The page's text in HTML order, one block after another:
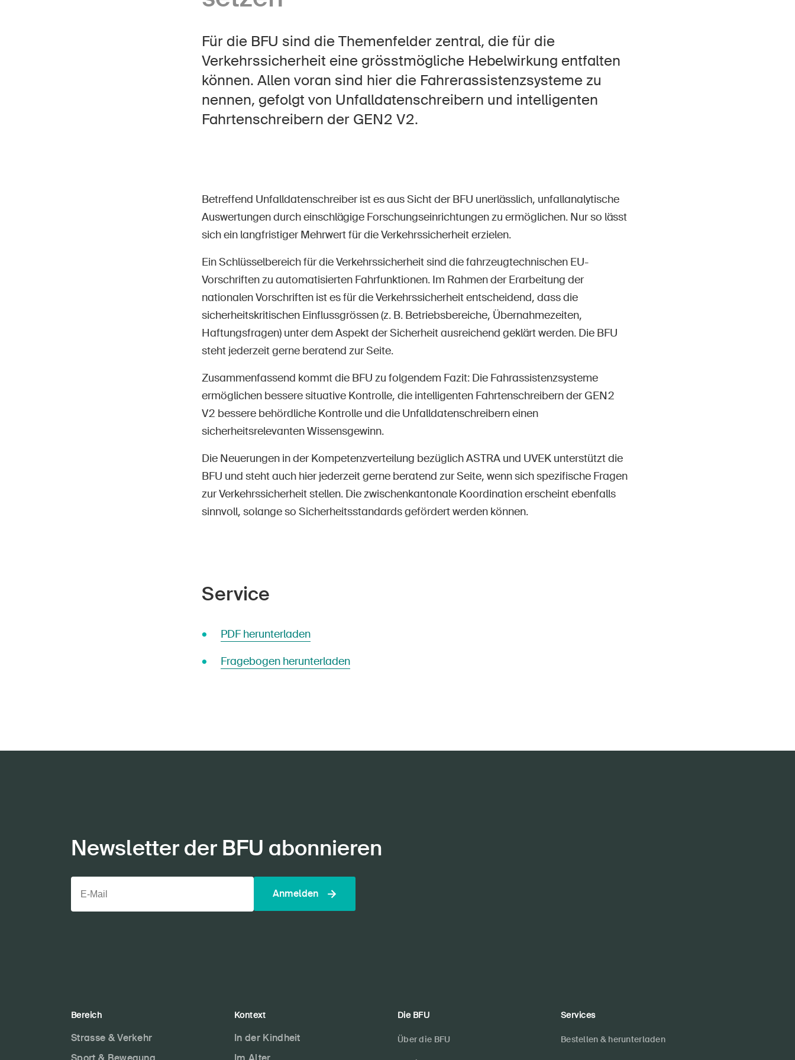
Für die BFU sind die Themenfelder zentral, die für die
Verkehrssicherheit eine grösstmögliche Hebelwirkung entfalten
können. Allen voran sind hier die Fahrerassistenzsysteme zu
nennen, gefolgt von Unfalldatenschreibern und intelligenten
Fahrtenschreibern der GEN2 V2.
Betreffend Unfalldatenschreiber ist es aus Sicht der BFU unerlässlich, unfallanalytische
Auswertungen durch einschlägige Forschungseinrichtungen zu ermöglichen. Nur so lässt
sich ein langfristiger Mehrwert für die Verkehrssicherheit erzielen.
Ein Schlüsselbereich für die Verkehrssicherheit sind die fahrzeugtechnischen EU-
Vorschriften zu automatisierten Fahrfunktionen. Im Rahmen der Erarbeitung der
nationalen Vorschriften ist es für die Verkehrssicherheit entscheidend, dass die
sicherheitskritischen Einflussgrössen (z. B. Betriebsbereiche, Übernahmezeiten,
Haftungsfragen) unter dem Aspekt der Sicherheit ausreichend geklärt werden. Die BFU
steht jederzeit gerne beratend zur Seite.
Zusammenfassend kommt die BFU zu folgendem Fazit: Die Fahrassistenzsysteme
ermöglichen bessere situative Kontrolle, die intelligenten Fahrtenschreibern der GEN2
V2 bessere behördliche Kontrolle und die Unfalldatenschreibern einen
sicherheitsrelevanten Wissensgewinn.
Die Neuerungen in der Kompetenzverteilung bezüglich ASTRA und UVEK unterstützt die
BFU und steht auch hier jederzeit gerne beratend zur Seite, wenn sich spezifische Fragen
zur Verkehrssicherheit stellen. Die zwischenkantonale Koordination erscheint ebenfalls
sinnvoll, solange so Sicherheitsstandards gefördert werden können.
Service
PDF herunterladen
Fragebogen herunterladen
Newsletter der BFU abonnieren
Anmelden
Bereich
Strasse & Verkehr
Kontext
In der Kindheit
Die BFU
Über die BFU
Services
Bestellen & herunterladen